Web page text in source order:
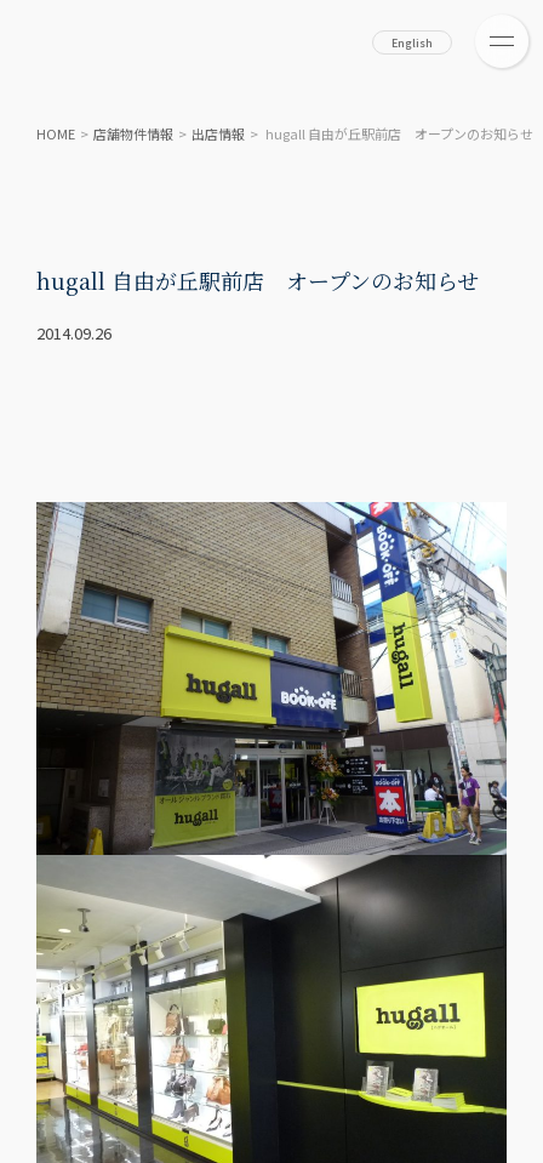
English
HOME > 店舗物件情報 > 出店情報 > hugall 自由が丘駅前店 オープンのお知らせ
hugall 自由が丘駅前店 オープンのお知らせ
2014.09.26